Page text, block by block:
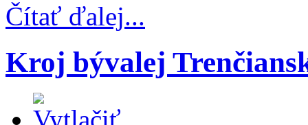
Čítať ďalej...
Kroj bývalej